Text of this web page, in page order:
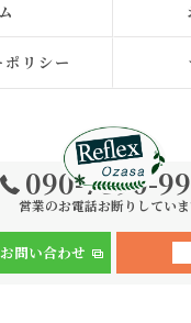
090-7390-
営業のお電話お断りしてい
問い合わせ
リシー
岡市中央区の整体ならReflex
RESERVED.